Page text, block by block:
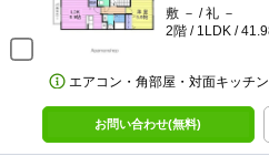
敷 － / 礼 －
2階 / 1LDK /
エアコン・角部屋・対面キッチ
お問い合わせ(無料)